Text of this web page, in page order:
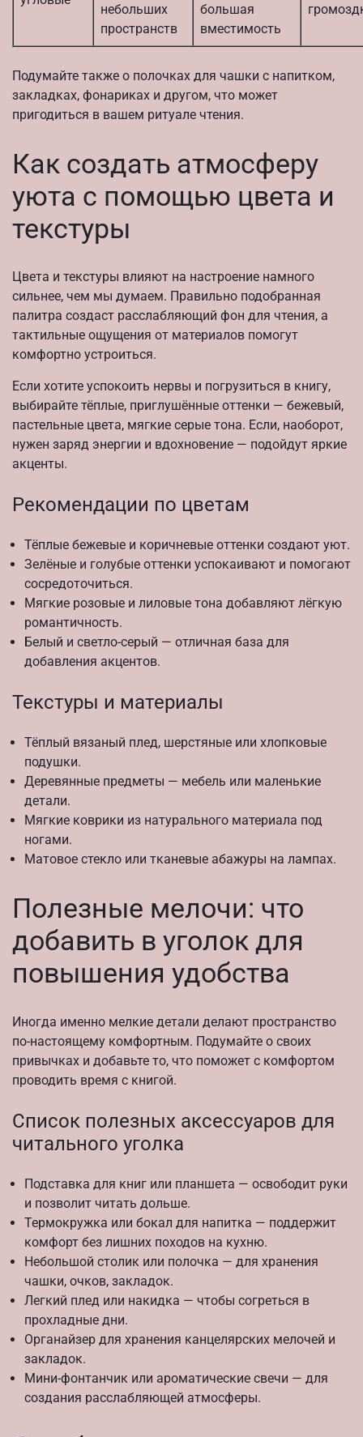
небольших
пространств
большая
вместимость
Подумайте также о полочках для чашки с напитком,
закладках, фонариках и другом, что может
пригодиться в вашем ритуале чтения.
Как создать атмосферу
уюта с помощью цвета и
текстуры
Цвета и текстуры влияют на настроение намного
сильнее, чем мы думаем. Правильно подобранная
палитра создаст расслабляющий фон для чтения, а
тактильные ощущения от материалов помогут
комфортно устроиться.
Если хотите успокоить нервы и погрузиться в книгу,
выбирайте тёплые, приглушённые оттенки — бежевый,
пастельные цвета, мягкие серые тона. Если, наоборот,
нужен заряд энергии и вдохновение — подойдут яркие
акценты.
Рекомендации по цветам
Тёплые бежевые и коричневые оттенки создают уют.
Зелёные и голубые оттенки успокаивают и помогают
сосредоточиться.
Мягкие розовые и лиловые тона добавляют лёгкую
романтичность.
Белый и светло-серый — отличная база для
добавления акцентов.
Текстуры и материалы
Тёплый вязаный плед, шерстяные или хлопковые
подушки.
Деревянные предметы — мебель или маленькие
детали.
Мягкие коврики из натурального материала под
ногами.
Матовое стекло или тканевые абажуры на лампах.
Полезные мелочи: что
добавить в уголок для
повышения удобства
Иногда именно мелкие детали делают пространство
по-настоящему комфортным. Подумайте о своих
привычках и добавьте то, что поможет с комфортом
проводить время с книгой.
Список полезных аксессуаров для
читального уголка
Подставка для книг или планшета — освободит руки
и позволит читать дольше.
Термокружка или бокал для напитка — поддержит
комфорт без лишних походов на кухню.
Небольшой столик или полочка — для хранения
чашки, очков, закладок.
Легкий плед или накидка — чтобы согреться в
прохладные дни.
Органайзер для хранения канцелярских мелочей и
закладок.
Мини-фонтанчик или ароматические свечи — для
создания расслабляющей атмосферы.